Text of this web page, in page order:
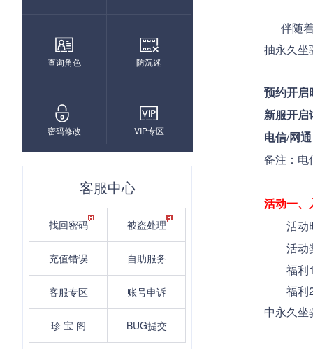
查询角色 防沉迷
密码修改 VIP专区
客服中心
找回密码 被盗处理
充值错误 自助服务
客服专区 账号申诉
珍 宝 阁 BUG提交
伴随着
抽永久坐
预约开启
新服开启
电信/网通
备注：电
活动一、
活动时
活动奖
福利1
福利2
中永久坐